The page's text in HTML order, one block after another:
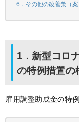
6．その他の改善策（案
1．新型コロ
の特例措置の
雇用調整助成金の特